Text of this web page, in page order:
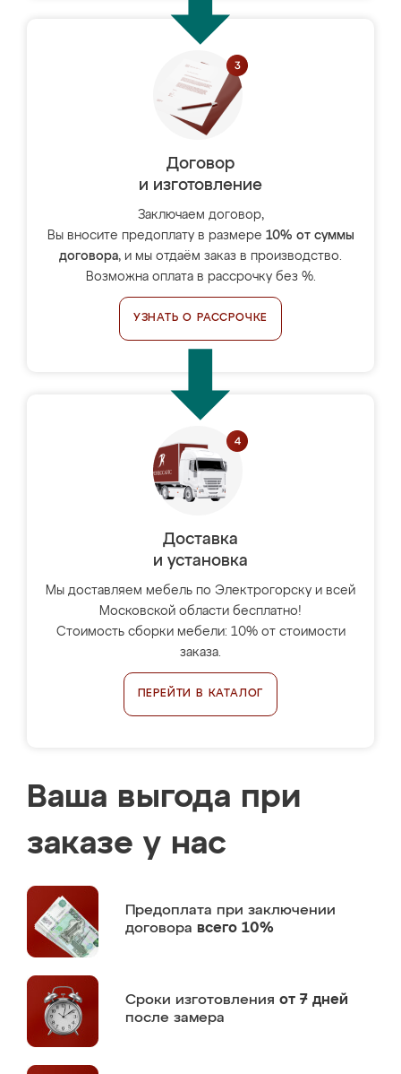
Договор
и изготовление
Заключаем договор,
Вы вносите предоплату в размере 10% от суммы
договора, и мы отдаём заказ в производство.
Возможна оплата в рассрочку без %.
УЗНАТЬ О РАССРОЧКЕ
Доставка
и установка
Мы доставляем мебель по Электрогорску и всей
Московской области бесплатно!
Стоимость сборки мебели: 10% от стоимости
заказа.
ПЕРЕЙТИ В КАТАЛОГ
Ваша выгода при
заказе у нас
Предоплата при заключении
договора всего 10%
Сроки изготовления от 7 дней
после замера